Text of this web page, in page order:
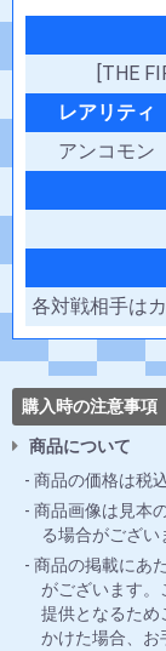
[THE
レアリティ
アンコモン
各対戦相手は
購入時の注意事項
商品について
商品の価格は税
商品画像は見本
る場合がござい
商品の掲載にあ
がございます
提供となるため
かけた場合、お